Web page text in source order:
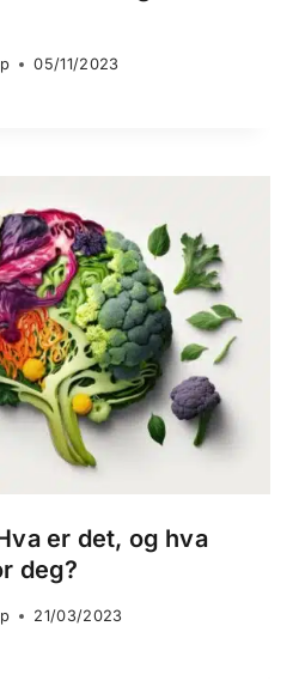
05/11/2023
er det, og hva
deg?
21/03/2023